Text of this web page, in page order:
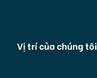
Vị trí của chúng tôi